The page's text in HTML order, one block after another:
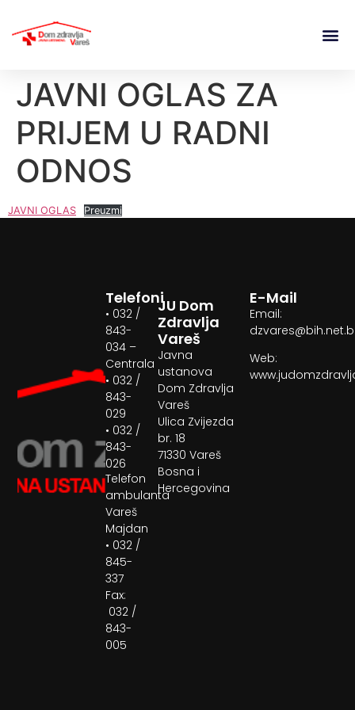
JAVNI OGLAS ZA
PRIJEM U RADNI
ODNOS
JAVNI OGLAS Preuzmi
JU Dom
Zdravlja
Vareš
Javna
ustanova
Dom Zdravlja
Vareš
Ulica Zvijezda
br. 18
71330 Vareš
Bosna i
Hercegovina
Telefoni
• 032 /
843-
034 –
Centrala
• 032 /
843-
029
• 032 /
843-
026
Telefon
ambulanta
Vareš
Majdan
• 032 /
845-
337
Fax:
032 /
843-
005
E-Mail
Email:
Web: